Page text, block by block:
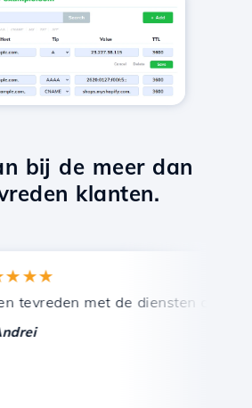
bij de meer dan
klanten.
ondersteuning.
met de diensten die door